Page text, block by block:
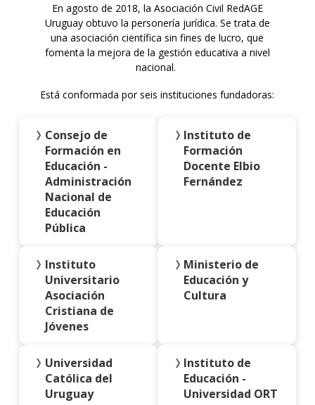
En agosto de 2018, la Asociación Civil RedAGE
Uruguay obtuvo la personería jurídica. Se trata de
una asociación científica sin fines de lucro, que
fomenta la mejora de la gestión educativa a nivel
nacional.
Está conformada por seis instituciones fundadoras:
Consejo de
Formación en
Educación -
Administración
Nacional de
Educación
Pública
Instituto de
Formación
Docente Elbio
Fernández
Instituto
Universitario
Asociación
Cristiana de
Jóvenes
Ministerio de
Educación y
Cultura
Universidad
Católica del
Uruguay
Instituto de
Educación -
Universidad ORT